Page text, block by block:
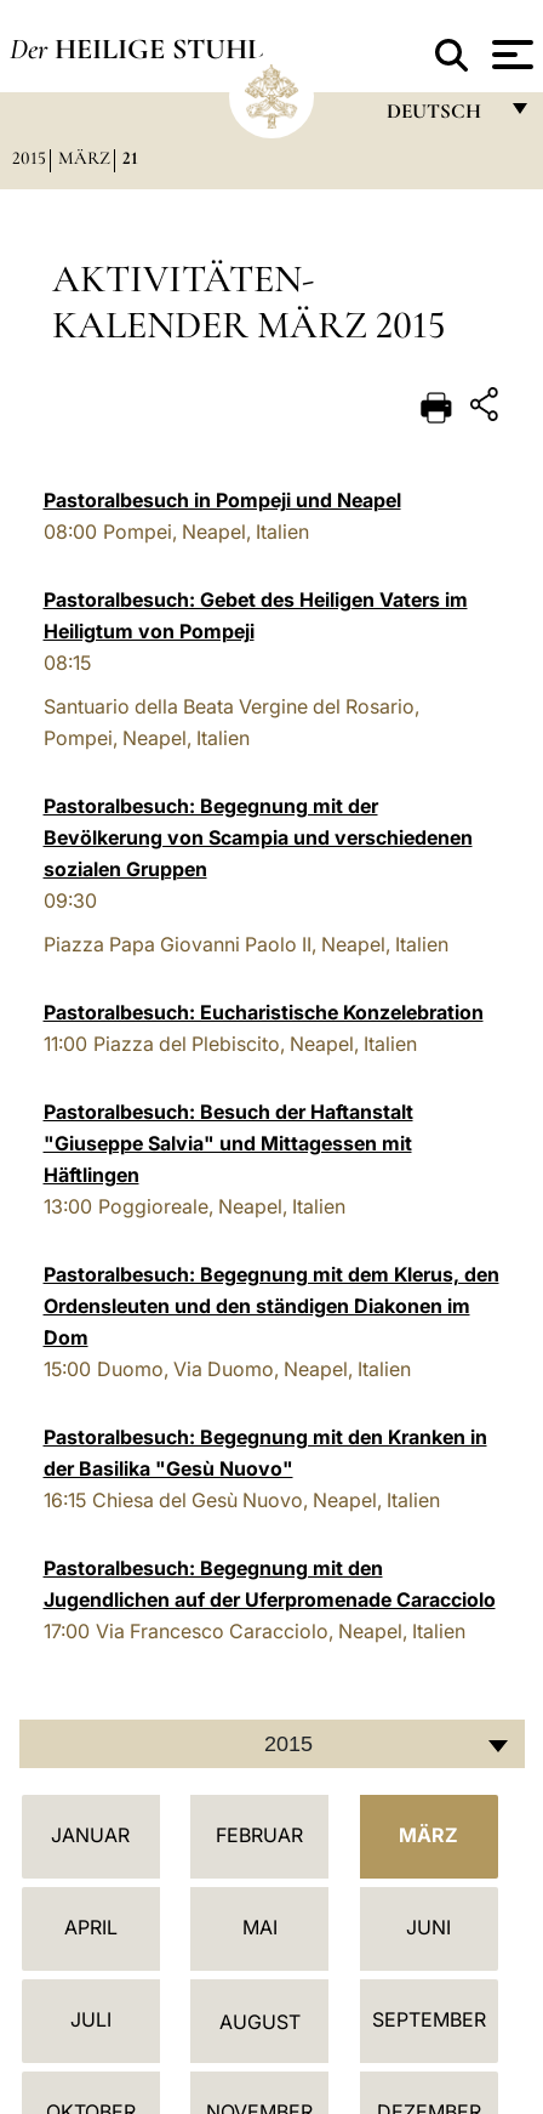
Der HEILIGE STUHL
DEUTSCH
DEUTSCH
العربيّة
2015 MÄRZ 21
AKTIVITÄTEN-
KALENDER MÄRZ 2015
Pastoralbesuch in Pompeji und Neapel
08:00 Pompei, Neapel, Italien
Pastoralbesuch: Gebet des Heiligen Vaters im
Heiligtum von Pompeji
08:15
Santuario della Beata Vergine del Rosario,
Pompei, Neapel, Italien
Pastoralbesuch: Begegnung mit der
Bevölkerung von Scampia und verschiedenen
sozialen Gruppen
09:30
Piazza Papa Giovanni Paolo II, Neapel, Italien
Pastoralbesuch: Eucharistische Konzelebration
11:00 Piazza del Plebiscito, Neapel, Italien
Pastoralbesuch: Besuch der Haftanstalt
"Giuseppe Salvia" und Mittagessen mit
Häftlingen
13:00 Poggioreale, Neapel, Italien
Pastoralbesuch: Begegnung mit dem Klerus, den
Ordensleuten und den ständigen Diakonen im
Dom
15:00 Duomo, Via Duomo, Neapel, Italien
Pastoralbesuch: Begegnung mit den Kranken in
der Basilika "Gesù Nuovo"
16:15 Chiesa del Gesù Nuovo, Neapel, Italien
Pastoralbesuch: Begegnung mit den
Jugendlichen auf der Uferpromenade Caracciolo
17:00 Via Francesco Caracciolo, Neapel, Italien
2015
K
L
D
R
JANUAR FEBRUAR MÄRZ
APRIL MAI JUNI
JULI AUGUST SEPTEMBER